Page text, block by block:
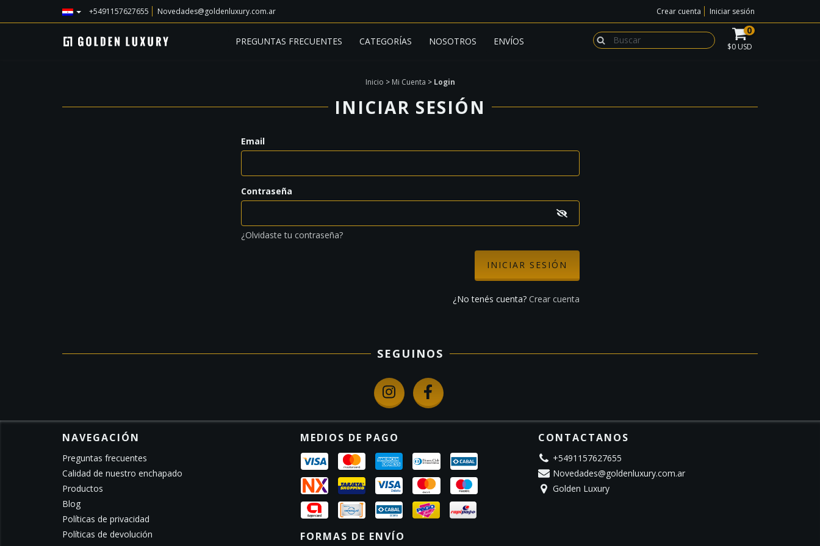
+5491157627655 Novedades@goldenluxury.com.ar Crear cuenta Iniciar sesión
PREGUNTAS FRECUENTES CATEGORÍAS NOSOTROS ENVÍOS
0
$0 USD
Inicio > Mi Cuenta > Login
INICIAR SESIÓN
Email
Contraseña
¿Olvidaste tu contraseña?
¿No tenés cuenta? Crear cuenta
SEGUINOS
NAVEGACIÓN
Preguntas frecuentes
Calidad de nuestro enchapado
Productos
Blog
Políticas de privacidad
Políticas de devolución
MEDIOS DE PAGO
FORMAS DE ENVÍO
CONTACTANOS
+5491157627655
Novedades@goldenluxury.com.ar
Golden Luxury